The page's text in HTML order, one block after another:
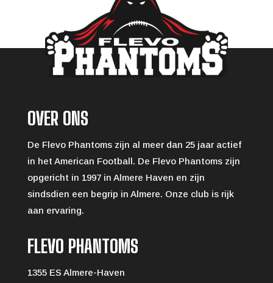
OVER ONS
De Flevo Phantoms zijn al meer dan 25 jaar actief
in het American Football. De Flevo Phantoms zijn
opgericht in 1997 in Almere Haven en zijn
sindsdien een begrip in Almere. Onze club is rijk
aan ervaring.
FLEVO PHANTOMS
1355 ES Almere-Haven